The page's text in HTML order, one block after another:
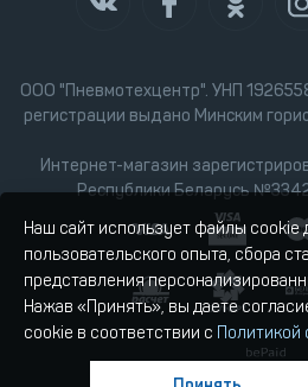
ООО "Пневмотехцентр". УНП
регистрации выдано Минским
Интернет-магазин
Республики Беларусь
Наш сайт использует файлы cookie
пользовательского опыта, сбора
представления
Нажав «Принять», вы даете
cookie в соответствии с Политикой